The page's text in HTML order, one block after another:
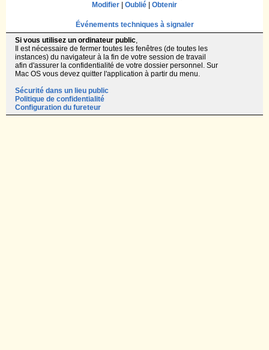
Modifier Oublié Obtenir
Événements techniques à signaler
Si vous utilisez un ordinateur public,
Il est nécessaire de fermer toutes les fenêtres (de toutes les
instances) du navigateur à la fin de votre session de travail
afin d'assurer la confidentialité de votre dossier personnel. Sur
Mac OS vous devez quitter l'application à partir du menu.
Sécurité dans un lieu public
Politique de confidentialité
Configuration du fureteur